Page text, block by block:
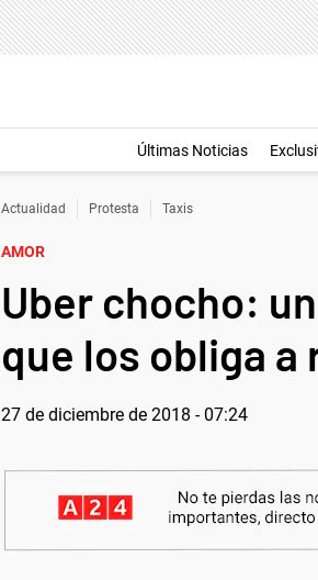
Últimas Noticias
Actualidad Protesta Taxis
AMOR
Uber chocho:
que los obliga
27 de diciembre de 2018 - 07:24